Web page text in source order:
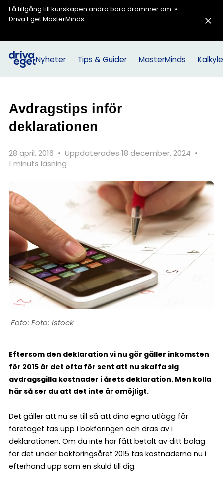
Få tillgång till kunskapen andra bara drömmer om. »
Driva Eget MasterMinds
Nyheter Tips & Guider MasterMinds
Avdragstips inför
deklarationen
28 april, 2016 • Uppdaterades 18 december, 2024 •
1 minuts läsning
Foto: Istock
Eftersom den deklaration vi nu gör gäller inkomsten
för 2015 är det ofta för sent att nu skaffa sig
avdragsgilla kostnader i årets deklaration. Men kolla
här så ser du att det inte är omöjligt.
Det gäller att nu se till så att dina egna utlägg för
företaget tas upp i bokföringen och dras av i
deklarationen. Om du inte har fått betalt av ditt bolag
för det under bokföringsåret 2015 tas kostnaderna nu i
efterhand upp som en skuld till dig.